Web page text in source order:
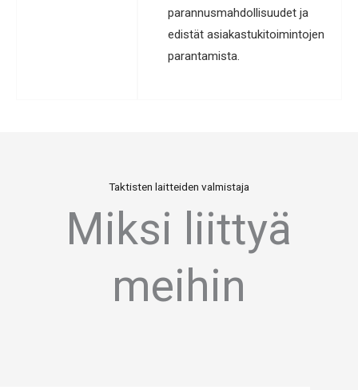
parannusmahdollisuudet ja
edistät asiakastukitoimintojen
parantamista.
Taktisten laitteiden valmistaja
Miksi liittyä
meihin